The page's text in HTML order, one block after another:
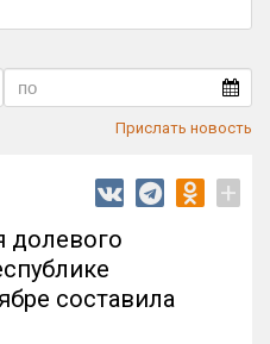
Прислать новость
+
долевого
составила